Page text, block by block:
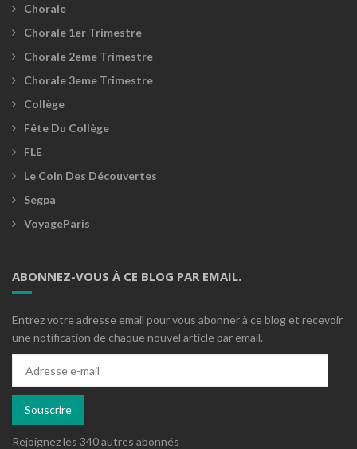
Chorale
Chorale 1er Trimestre
Chorale 2eme Trimestre
Chorale 3eme Trimestre
Collège
Fête Du Collège
FLE
Le Coin Des Découvertes
Segpa
VoyageParis
ABONNEZ-VOUS À CE BLOG PAR EMAIL.
Entrez votre adresse email pour vous abonner à ce blog et recevoir
une notification de chaque nouvel article par email.
mail
Souscrire
Rejoignez les 340 autres abonnés